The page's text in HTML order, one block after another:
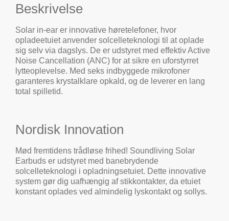
Beskrivelse
Solar in-ear er innovative høretelefoner, hvor
opladeetuiet anvender solcelleteknologi til at oplade
sig selv via dagslys. De er udstyret med effektiv Active
Noise Cancellation (ANC) for at sikre en uforstyrret
lytteoplevelse. Med seks indbyggede mikrofoner
garanteres krystalklare opkald, og de leverer en lang
total spilletid.
Nordisk Innovation
Mød fremtidens trådløse frihed! Soundliving Solar
Earbuds er udstyret med banebrydende
solcelleteknologi i opladningsetuiet. Dette innovative
system gør dig uafhængig af stikkontakter, da etuiet
konstant oplades ved almindelig lyskontakt og sollys.